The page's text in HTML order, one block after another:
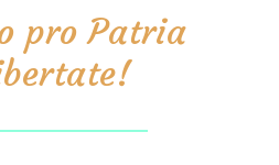
pro Patria